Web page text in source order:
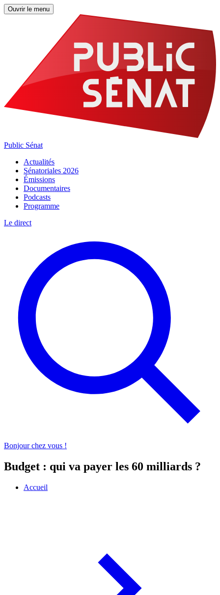
Ouvrir le menu
Public Sénat
Actualités
Sénatoriales 2026
Émissions
Documentaires
Podcasts
Programme
Le direct
Bonjour chez vous !
Budget : qui va payer les 60 milliards ?
Accueil